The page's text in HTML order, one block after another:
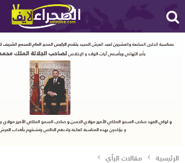
الرئيسية مقالات الرأي